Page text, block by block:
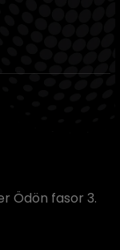
Ödön fasor 3.